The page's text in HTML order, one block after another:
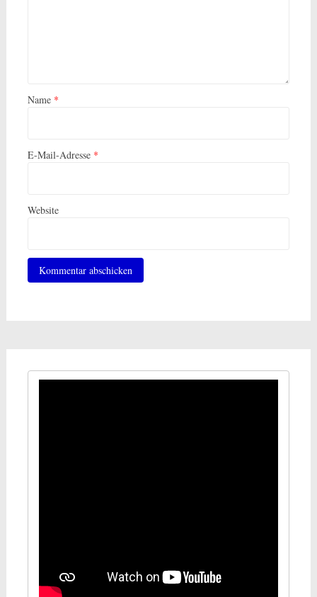
Name *
E-Mail-Adresse *
Website